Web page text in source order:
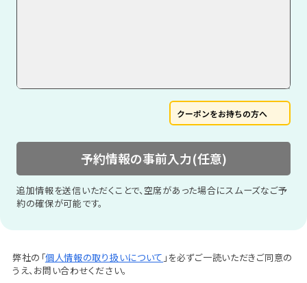
クーポンをお持ちの方へ
予約情報の事前入力(任意)
追加情報を送信いただくことで、空席があった場合にスムーズなご予
約の確保が可能です。
弊社の「個人情報の取り扱いについて 」を必ずご一読いただきご同意の
うえ、お問い合わせください。